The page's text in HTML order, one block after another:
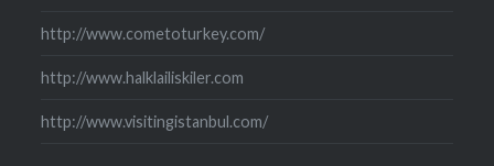
http://www.cometoturkey.com/
http://www.halklailiskiler.com
http://www.visitingistanbul.com/